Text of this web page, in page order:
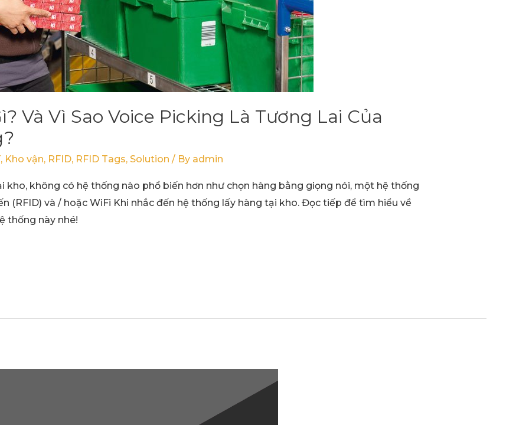
Và Vì Sao Voice Picking Là Tương Lai Của
, Kho vận, RFID, RFID Tags, Solution / By admin
kho, không có hệ thống nào phổ biến hơn như chọn hàng bằng giọng nói, một hệ thống
(RFID) và / hoặc WiFi Khi nhắc đến hệ thống lấy hàng tại kho. Đọc tiếp để tìm hiểu về
thống này nhé!